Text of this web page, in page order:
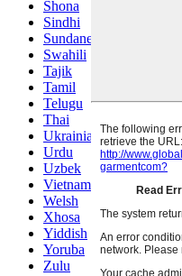
Shona
Sindhi
Sundanese
Swahili
Tajik
Tamil
Telugu
Thai
Ukrainian
Urdu
Uzbek
Vietnamese
Welsh
Xhosa
Yiddish
Yoruba
Zulu